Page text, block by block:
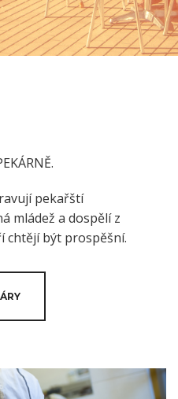
pekařští
mládež a dospělí z
chtějí být prospěšní.